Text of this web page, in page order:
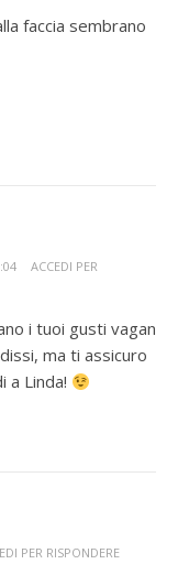
faccia sembrano
ACCEDI PER
i tuoi gusti vagan
ma ti assicuro
a Linda!
PER RISPONDERE